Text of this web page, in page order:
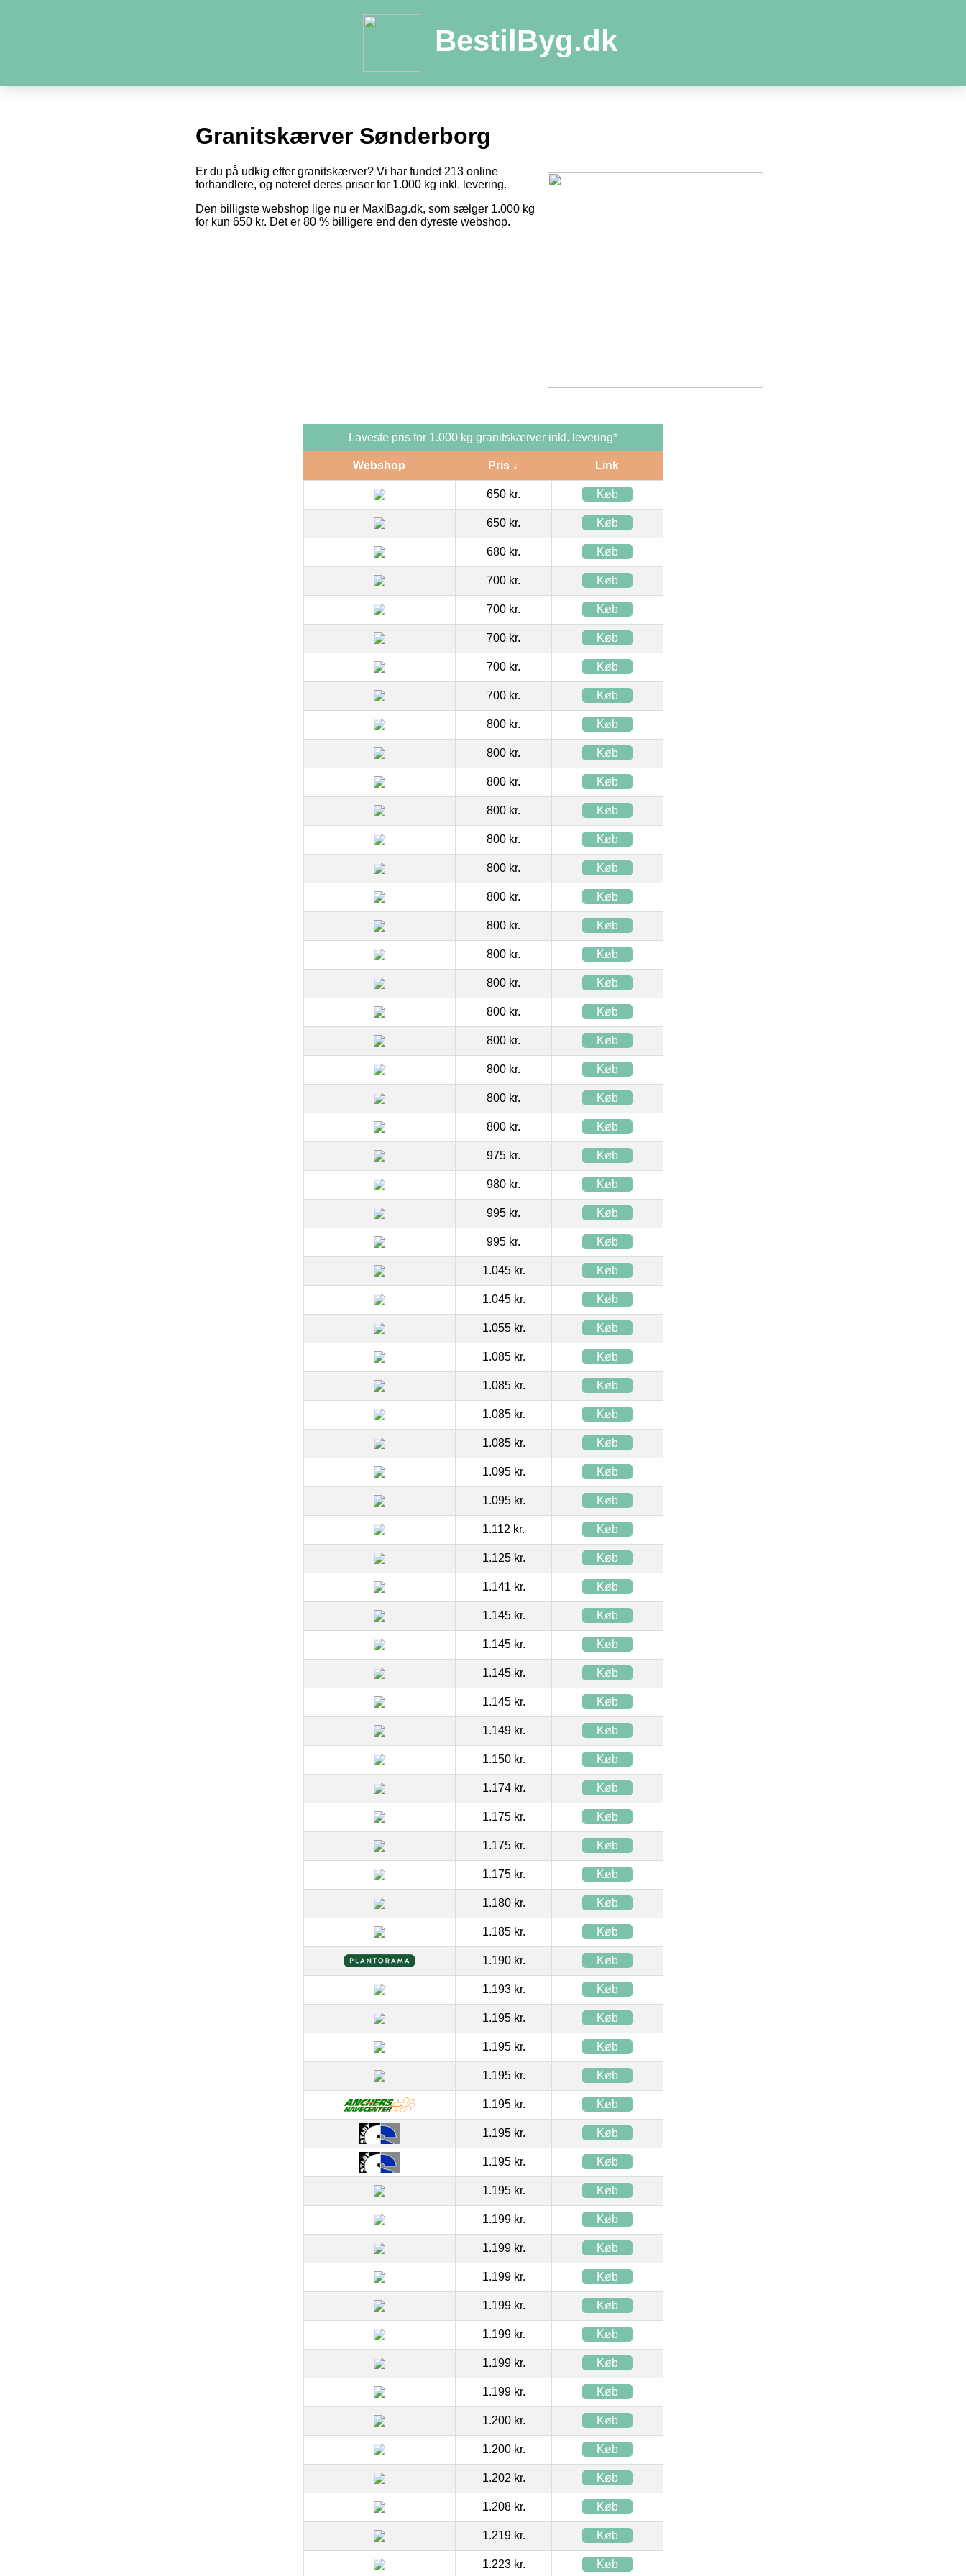
BestilByg.dk
Granitskærver Sønderborg
Er du på udkig efter granitskærver? Vi har fundet 213 online
forhandlere, og noteret deres priser for 1.000 kg inkl. levering.
Den billigste webshop lige nu er MaxiBag.dk, som sælger 1.000 kg
for kun 650 kr. Det er 80 % billigere end den dyreste webshop.
Laveste pris for 1.000 kg granitskærver inkl. levering*
Webshop Pris ↓ Link
650 kr. Køb
650 kr. Køb
680 kr. Køb
700 kr. Køb
700 kr. Køb
700 kr. Køb
700 kr. Køb
700 kr. Køb
800 kr. Køb
800 kr. Køb
800 kr. Køb
800 kr. Køb
800 kr. Køb
800 kr. Køb
800 kr. Køb
800 kr. Køb
800 kr. Køb
800 kr. Køb
800 kr. Køb
800 kr. Køb
800 kr. Køb
800 kr. Køb
800 kr. Køb
975 kr. Køb
980 kr. Køb
995 kr. Køb
995 kr. Køb
1.045 kr. Køb
1.045 kr. Køb
1.055 kr. Køb
1.085 kr. Køb
1.085 kr. Køb
1.085 kr. Køb
1.085 kr. Køb
1.095 kr. Køb
1.095 kr. Køb
1.112 kr. Køb
1.125 kr. Køb
1.141 kr. Køb
1.145 kr. Køb
1.145 kr. Køb
1.145 kr. Køb
1.145 kr. Køb
1.149 kr. Køb
1.150 kr. Køb
1.174 kr. Køb
1.175 kr. Køb
1.175 kr. Køb
1.175 kr. Køb
1.180 kr. Køb
1.185 kr. Køb
1.190 kr. Køb
1.193 kr. Køb
1.195 kr. Køb
1.195 kr. Køb
1.195 kr. Køb
1.195 kr. Køb
1.195 kr. Køb
1.195 kr. Køb
1.195 kr. Køb
1.199 kr. Køb
1.199 kr. Køb
1.199 kr. Køb
1.199 kr. Køb
1.199 kr. Køb
1.199 kr. Køb
1.199 kr. Køb
1.200 kr. Køb
1.200 kr. Køb
1.202 kr. Køb
1.208 kr. Køb
1.219 kr. Køb
1.223 kr. Køb